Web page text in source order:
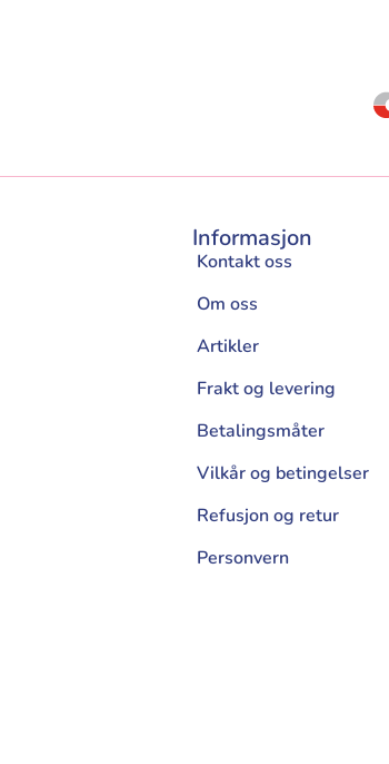
Informasjon
Kontakt oss
Om oss
Artikler
Frakt og levering
Betalingsmåter
Vilkår og betingelser
Refusjon og retur
Personvern